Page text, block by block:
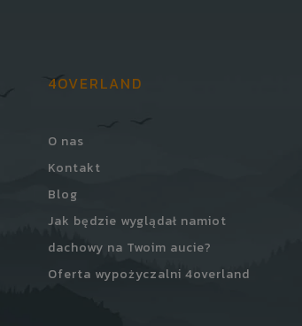
4OVERLAND
O nas
Kontakt
Blog
Jak będzie wyglądał namiot
dachowy na Twoim aucie?
Oferta wypożyczalni 4overland